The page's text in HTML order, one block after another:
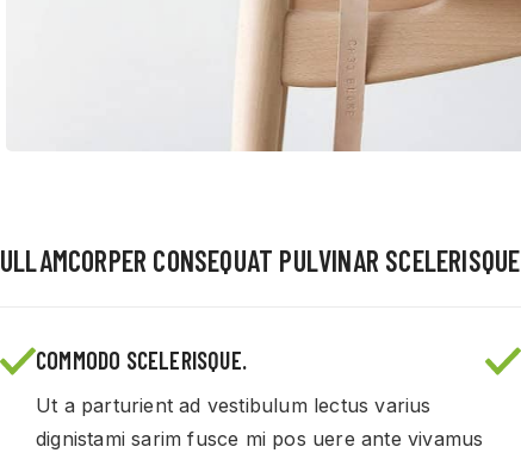
ULLAMCORPER CONSEQUAT PULVINAR SCELERISQUE
COMMODO SCELERISQUE.
Ut a parturient ad vestibulum lectus varius
dignistami sarim fusce mi pos uere ante vivamus